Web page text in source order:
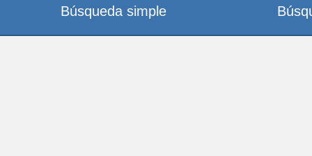
Búsqueda simple